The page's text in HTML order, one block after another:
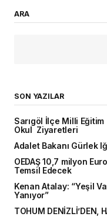
ARA
SON YAZILAR
Sarıgöl İlçe Milli
Okul Ziyaretleri
Adalet Bakanı Gürlek
OEDAŞ 10,7 milyon
Temsil Edecek
Kenan Atalay: “Yeşil
Yanıyor”
TOHUM DENİZLİ’DEN,